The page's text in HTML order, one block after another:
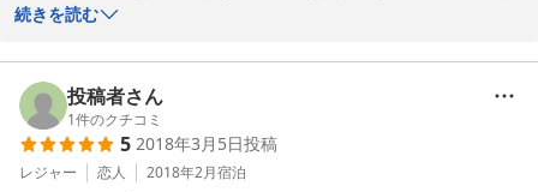
褒めのお言葉、従業員一同大変嬉しく思っております。気持ち良く
当旅館は総湯からも近く、また近隣にはお薦めの食事処が多数ござ
います。能登にお越しの際は、またぜひ当旅館をご利用頂ければ幸
いでございます。
ありがとうございました。
続きを読む
投稿者さん
1件のクチコミ
5 2018年3月5日投稿
レジャー 恋人 2018年2月宿泊